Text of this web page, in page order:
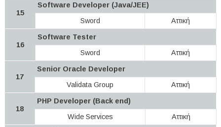
15
Software Developer (Java/JEE)
Sword
Αττική
16
Software Tester
Sword
Αττική
17
Senior Oracle Developer
Validata Group
Αττική
18
PHP Developer (Back end)
Wide Services
Αττική